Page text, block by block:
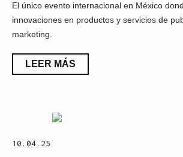
El único evento internacional en México
innovaciones en productos y servicios de
marketing.
LEER MÁS
10.04.25